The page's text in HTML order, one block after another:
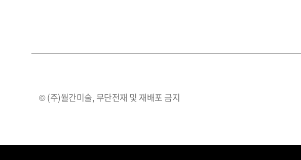
© (주)월간미술, 무단전재 및 재배포 금지